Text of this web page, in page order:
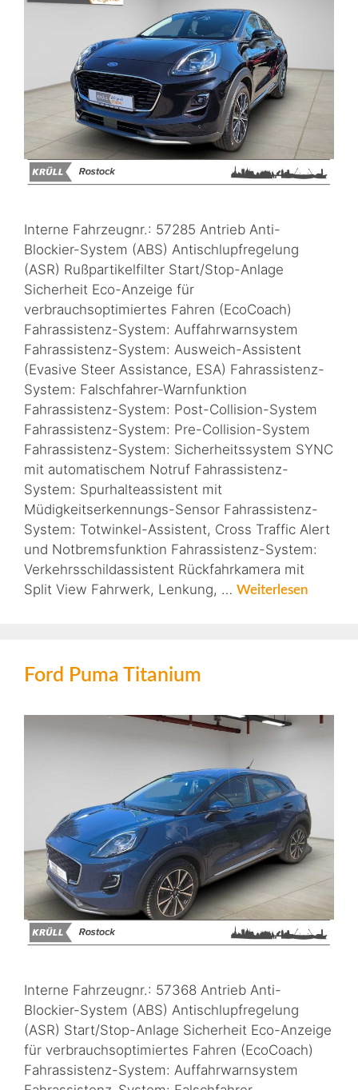
Interne Fahrzeugnr.: 57285 Antrieb Anti-
Blockier-System (ABS) Antischlupfregelung
(ASR) Rußpartikelfilter Start/Stop-Anlage
Sicherheit Eco-Anzeige für
verbrauchsoptimiertes Fahren (EcoCoach)
Fahrassistenz-System: Auffahrwarnsystem
Fahrassistenz-System: Ausweich-Assistent
(Evasive Steer Assistance, ESA) Fahrassistenz-
System: Falschfahrer-Warnfunktion
Fahrassistenz-System: Post-Collision-System
Fahrassistenz-System: Pre-Collision-System
Fahrassistenz-System: Sicherheitssystem SYNC
mit automatischem Notruf Fahrassistenz-
System: Spurhalteassistent mit
Müdigkeitserkennungs-Sensor Fahrassistenz-
System: Totwinkel-Assistent, Cross Traffic Alert
und Notbremsfunktion Fahrassistenz-System:
Verkehrsschildassistent Rückfahrkamera mit
Split View Fahrwerk, Lenkung, … Weiterlesen
Ford Puma Titanium
Interne Fahrzeugnr.: 57368 Antrieb Anti-
Blockier-System (ABS) Antischlupfregelung
(ASR) Start/Stop-Anlage Sicherheit Eco-Anzeige
für verbrauchsoptimiertes Fahren (EcoCoach)
Fahrassistenz-System: Auffahrwarnsystem